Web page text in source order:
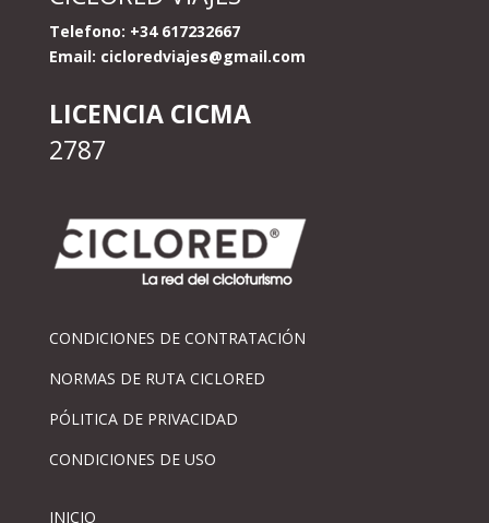
Telefono: +34 617232667
Email: cicloredviajes@gmail.com
LICENCIA CICMA
2787
CONDICIONES DE CONTRATACIÓN
NORMAS DE RUTA CICLORED
PÓLITICA DE PRIVACIDAD
CONDICIONES DE USO
INICIO